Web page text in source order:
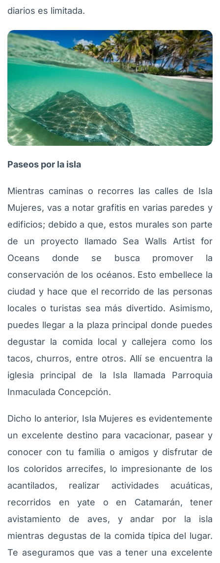
diarios es limitada.
Paseos por la isla
Mientras caminas o recorres las calles de Isla
Mujeres, vas a notar grafitis en varias paredes y
edificios; debido a que, estos murales son parte
de un proyecto llamado Sea Walls Artist for
Oceans donde se busca promover la
conservación de los océanos. Esto embellece la
ciudad y hace que el recorrido de las personas
locales o turistas sea más divertido. Asimismo,
puedes llegar a la plaza principal donde puedes
degustar la comida local y callejera como los
tacos, churros, entre otros. Allí se encuentra la
iglesia principal de la Isla llamada Parroquia
Inmaculada Concepción.
Dicho lo anterior, Isla Mujeres es evidentemente
un excelente destino para vacacionar, pasear y
conocer con tu familia o amigos y disfrutar de
los coloridos arrecifes, lo impresionante de los
acantilados, realizar actividades acuáticas,
recorridos en yate o en Catamarán, tener
avistamiento de aves, y andar por la isla
mientras degustas de la comida típica del lugar.
Te aseguramos que vas a tener una excelente